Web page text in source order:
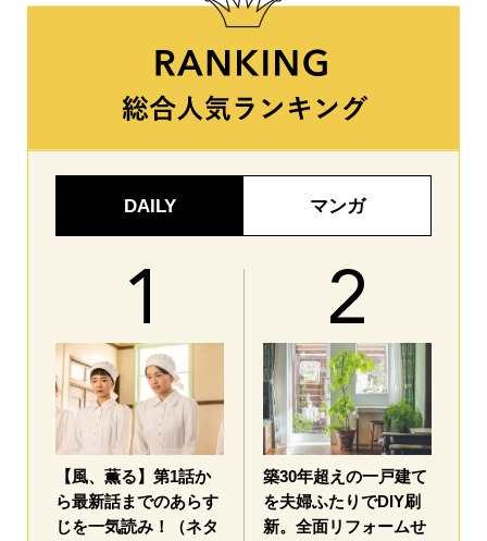
DAILY マンガ
【風、薫る】第1話か
ら最新話までのあらす
じを一気読み！（ネタ
築30年超えの一戸建て
を夫婦ふたりでDIY刷
新。全面リフォームせ